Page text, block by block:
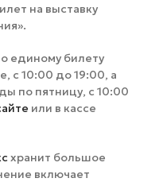
на выставку
единому билету
с 10:00 до 19:00, а
по пятницу, с 10:00
или в кассе
хранит большое
включает